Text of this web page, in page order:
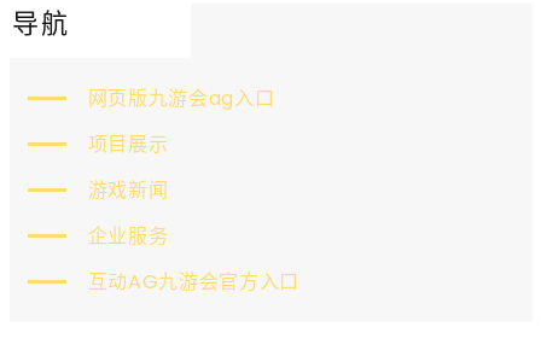
导航
网页版九游会ag入口
项目展示
游戏新闻
企业服务
互动AG九游会官方入口